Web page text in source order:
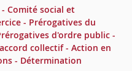
- Comité social et
- Prérogatives du
d'ordre public -
collectif - Action en
- Détermination